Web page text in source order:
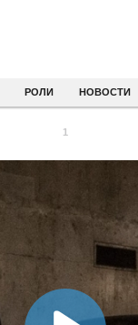
РОЛИ НОВОСТИ
1